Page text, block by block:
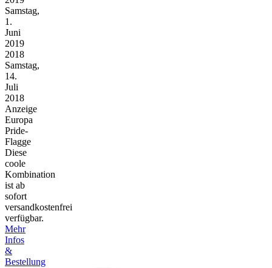
Samstag,
1.
Juni
2019
2018
Samstag,
14.
Juli
2018
Anzeige
Europa
Pride-
Flagge
Diese
coole
Kombination
ist ab
sofort
versandkostenfrei
verfügbar.
Mehr
Infos
&
Bestellung